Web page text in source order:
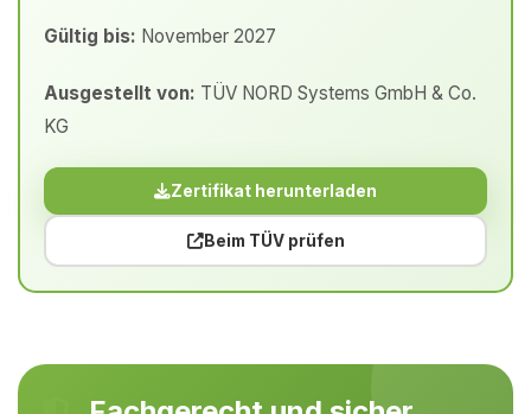
Gültig bis: November 2027
Ausgestellt von: TÜV NORD Systems GmbH & Co.
KG
Zertifikat herunterladen
Beim TÜV prüfen